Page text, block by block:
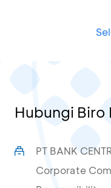
Hubungi Biro
PT BANK
Corporate